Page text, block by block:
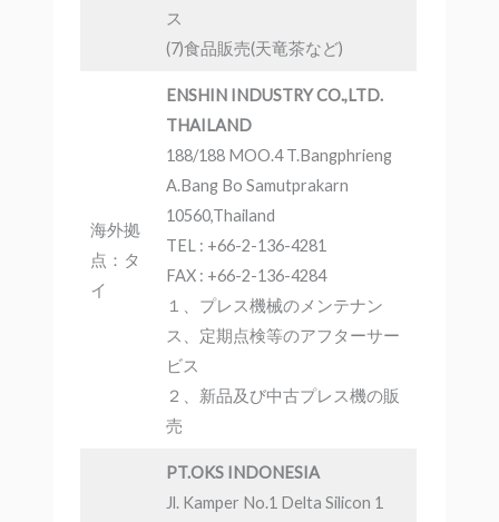
ス
(7)食品販売(天竜茶など)
海外拠
点：タ
イ
ENSHIN INDUSTRY CO.,LTD.
THAILAND
188/188 MOO.4 T.Bangphrieng
A.Bang Bo Samutprakarn
10560,Thailand
TEL : +66-2-136-4281
FAX : +66-2-136-4284
１、プレス機械のメンテナン
ス、定期点検等のアフターサー
ビス
２、新品及び中古プレス機の販
売
PT.OKS INDONESIA
Jl. Kamper No.1 Delta Silicon 1